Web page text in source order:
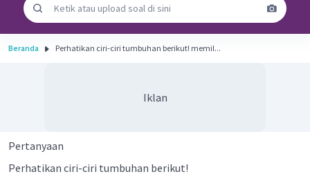
Beranda Perhatikan ciri-ciri tumbuhan berikut! memil...
Iklan
Pertanyaan
Perhatikan ciri-ciri tumbuhan berikut!